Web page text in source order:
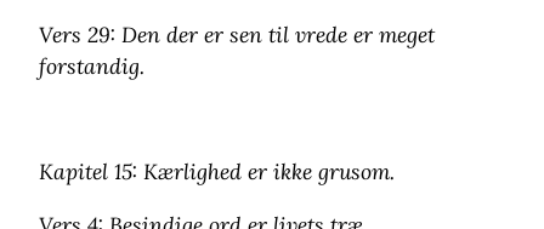
Vers 29: Den der er sen til vrede er meget
forstandig.
Kapitel 15: Kærlighed er ikke grusom.